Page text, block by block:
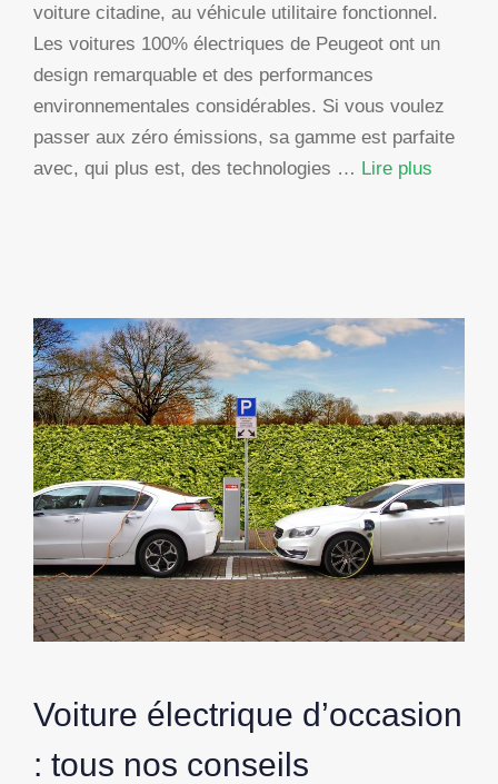
voiture citadine, au véhicule utilitaire fonctionnel.
Les voitures 100% électriques de Peugeot ont un
design remarquable et des performances
environnementales considérables. Si vous voulez
passer aux zéro émissions, sa gamme est parfaite
avec, qui plus est, des technologies … Lire plus
Voiture électrique d’occasion
: tous nos conseils